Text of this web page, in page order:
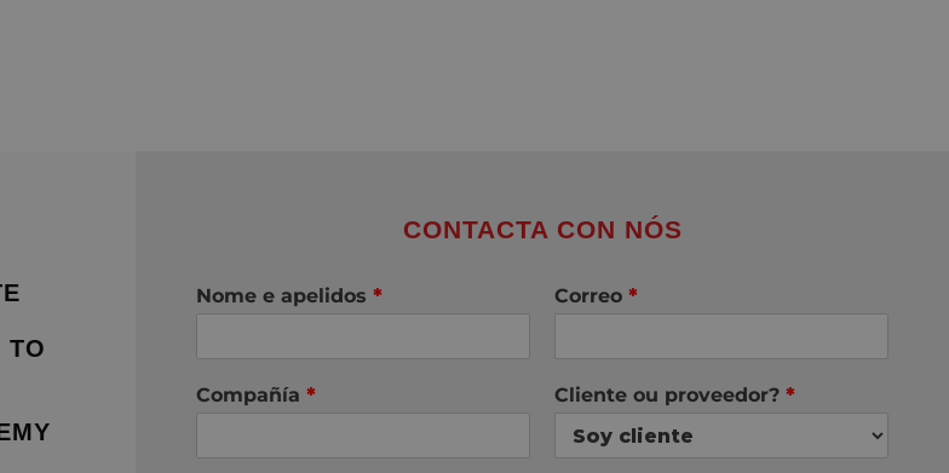
TO
CONTACTA CON NÓS
Nome e apelidos * Correo *
Compañía * Cliente ou proveedor? *